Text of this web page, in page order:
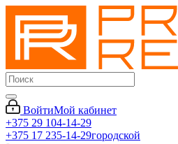
ВойтиМой кабинет
+375 29 104-14-29
+375 17 235-14-29городской